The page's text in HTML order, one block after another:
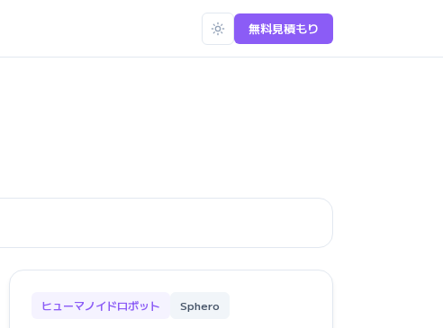
無料見積もり
ヒューマノイドロボット Sphero